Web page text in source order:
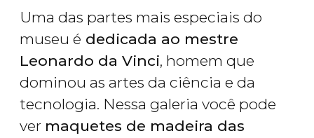
Uma das partes mais especiais do
museu é dedicada ao mestre
Leonardo da Vinci, homem que
dominou as artes da ciência e da
tecnologia. Nessa galeria você pode
ver maquetes de madeira das